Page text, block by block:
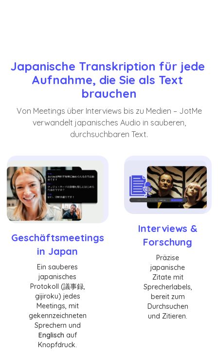
Japanische Transkription für jede
Aufnahme, die Sie als Text
brauchen
Von Meetings über Interviews bis zu Medien – JotMe
verwandelt japanisches Audio in sauberen,
durchsuchbaren Text.
Geschäftsmeetings
in Japan
Ein sauberes
japanisches
Protokoll (議事録,
gijiroku) jedes
Meetings, mit
gekennzeichneten
Sprechern und
Englisch auf
Knopfdruck.
Interviews &
Forschung
Präzise
japanische
Zitate mit
Sprecherlabels,
bereit zum
Durchsuchen
und Zitieren.